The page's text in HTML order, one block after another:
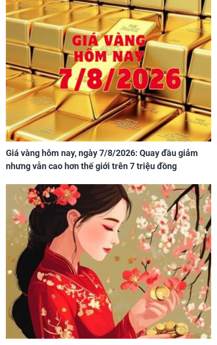
Giá vàng hôm nay, ngày 7/8/2026: Quay đầu giảm
nhưng vẫn cao hơn thế giới trên 7 triệu đồng